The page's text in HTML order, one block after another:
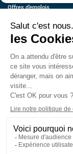
Offres d’emplois
Contact
Estimez votre voiture
Mentions légales
CGU